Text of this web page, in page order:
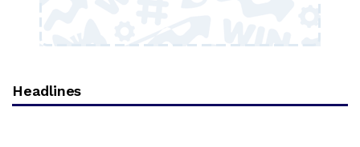
Headlines